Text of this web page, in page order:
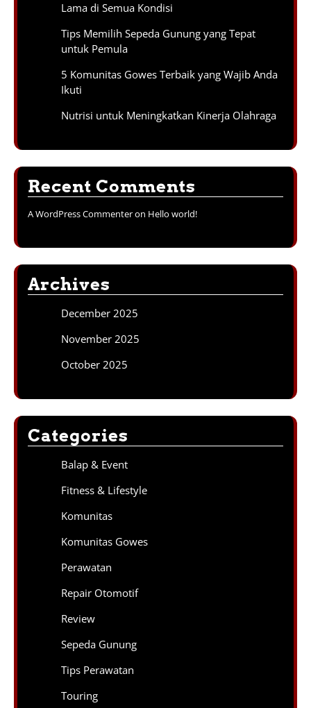
Lama di Semua Kondisi
Tips Memilih Sepeda Gunung yang Tepat
untuk Pemula
5 Komunitas Gowes Terbaik yang Wajib Anda
Ikuti
Nutrisi untuk Meningkatkan Kinerja Olahraga
Recent Comments
A WordPress Commenteron Hello world!
Archives
December 2025
November 2025
October 2025
Categories
Balap & Event
Fitness & Lifestyle
Komunitas
Komunitas Gowes
Perawatan
Repair Otomotif
Review
Sepeda Gunung
Tips Perawatan
Touring